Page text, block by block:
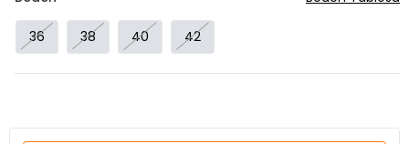
36 38 40 42